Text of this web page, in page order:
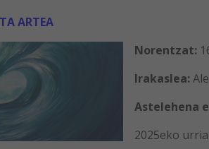
ARTEA
Norentzat:
Irakaslea:
Astelehena
2025eko